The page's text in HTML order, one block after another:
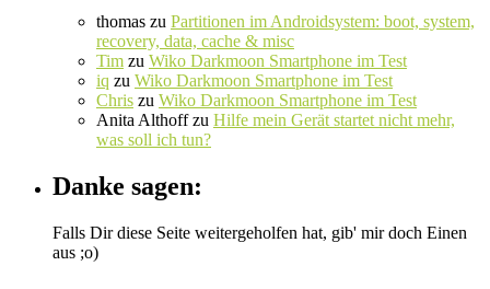
thomas zu Partitionen im Androidsystem: boot, system,
recovery, data, cache & misc
Tim zu Wiko Darkmoon Smartphone im Test
iq zu Wiko Darkmoon Smartphone im Test
Chris zu Wiko Darkmoon Smartphone im Test
Anita Althoffzu Hilfe mein Gerät startet nicht mehr,
was soll ich tun?
Danke sagen:
Falls Dir diese Seite weitergeholfen hat, gib' mir doch Einen
aus ;o)